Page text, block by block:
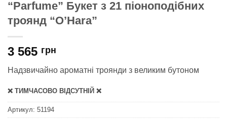
“Parfume” Букет з 21 піоноподібних
троянд “O’Hara”
3 565 грн
Надзвичайно ароматні троянди з великим бутоном
❌ ТИМЧАСОВО ВІДСУТНІЙ ❌
Артикул: 51194